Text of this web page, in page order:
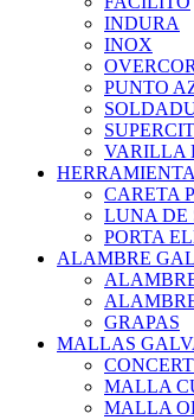
INDURA
INOX
PUNTO
VARILLA
CARETA
LUNA DE
PORTA
ALAMBRE
GRAPAS
MALLAS
MALLA
MALLA